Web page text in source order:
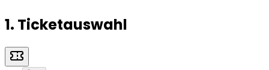
1. Ticketauswahl